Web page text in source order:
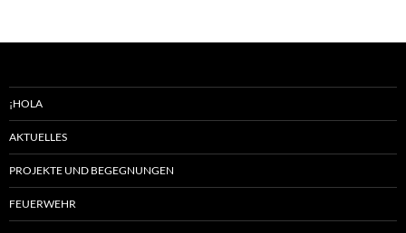
¡HOLA
AKTUELLES
PROJEKTE UND BEGEGNUNGEN
FEUERWEHR